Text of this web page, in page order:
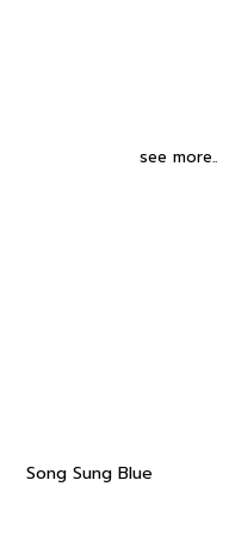
see more..
Song Sung Blue